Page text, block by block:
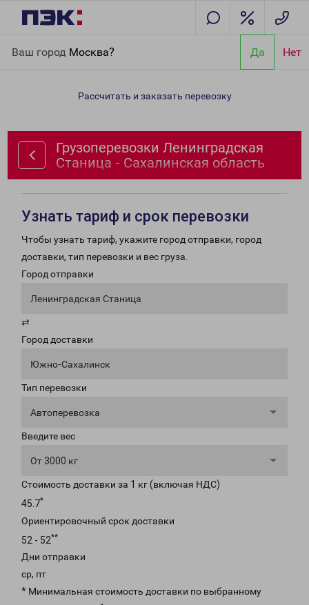
Ваш город Москва? Да Нет
Станица - Сахалинская область
Рассчитать и заказать перевозку
Грузоперевозки Ленинградская
Станица - Сахалинская область
Узнать тариф и срок перевозки
Чтобы узнать тариф, укажите город отправки, город
доставки, тип перевозки и вес груза.
Город отправки
Ленинградская Станица
⇄
Город доставки
Южно-Сахалинск
Тип перевозки
Автоперевозка
Введите вес
От 3000 кг
Стоимость доставки за 1 кг (включая НДС)
45.7*
Ориентировочный срок доставки
52 - 52**
Дни отправки
ср, пт
* Минимальная стоимость доставки по выбранному